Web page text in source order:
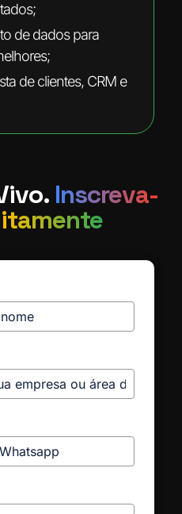
de dados para
de clientes, CRM e
Inscreva-